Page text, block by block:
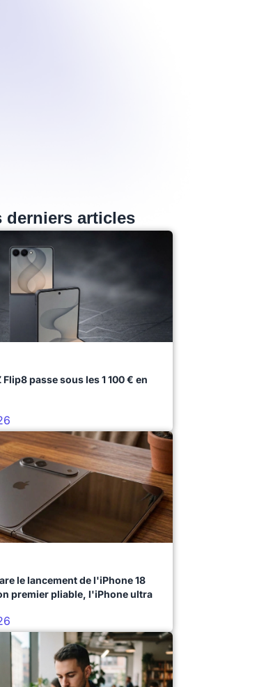
derniers articles
Flip8 passe sous les 1 100 € en
le lancement de l'iPhone 18
premier pliable, l'iPhone ultra